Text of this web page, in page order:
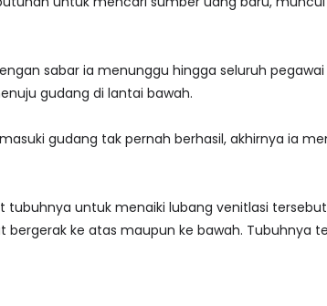
sabar ia menunggu hingga seluruh
gudang di lantai bawah.
gudang tak pernah berhasil, akhirnya ia
tubuhnya untuk menaiki lubang venitlasi
ke atas maupun ke bawah. Tubuhnya